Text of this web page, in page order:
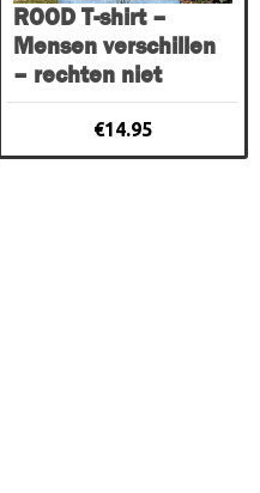
ROOD T-shirt –
Mensen verschillen
– rechten niet
€14.95
gekozen
worden
op
de
productpagina